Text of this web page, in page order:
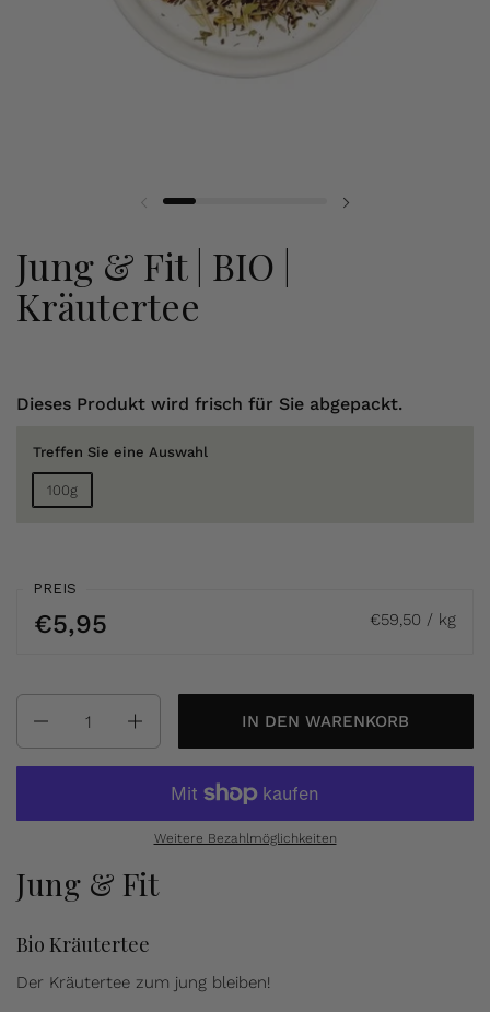
Jung & Fit | BIO |
Kräutertee
Dieses Produkt wird frisch für Sie abgepackt.
Treffen Sie eine Auswahl
100g
PREIS
€5,95 €59,50 / kg
IN DEN WARENKORB
Weitere Bezahlmöglichkeiten
Jung & Fit
Bio Kräutertee
Der Kräutertee zum jung bleiben!